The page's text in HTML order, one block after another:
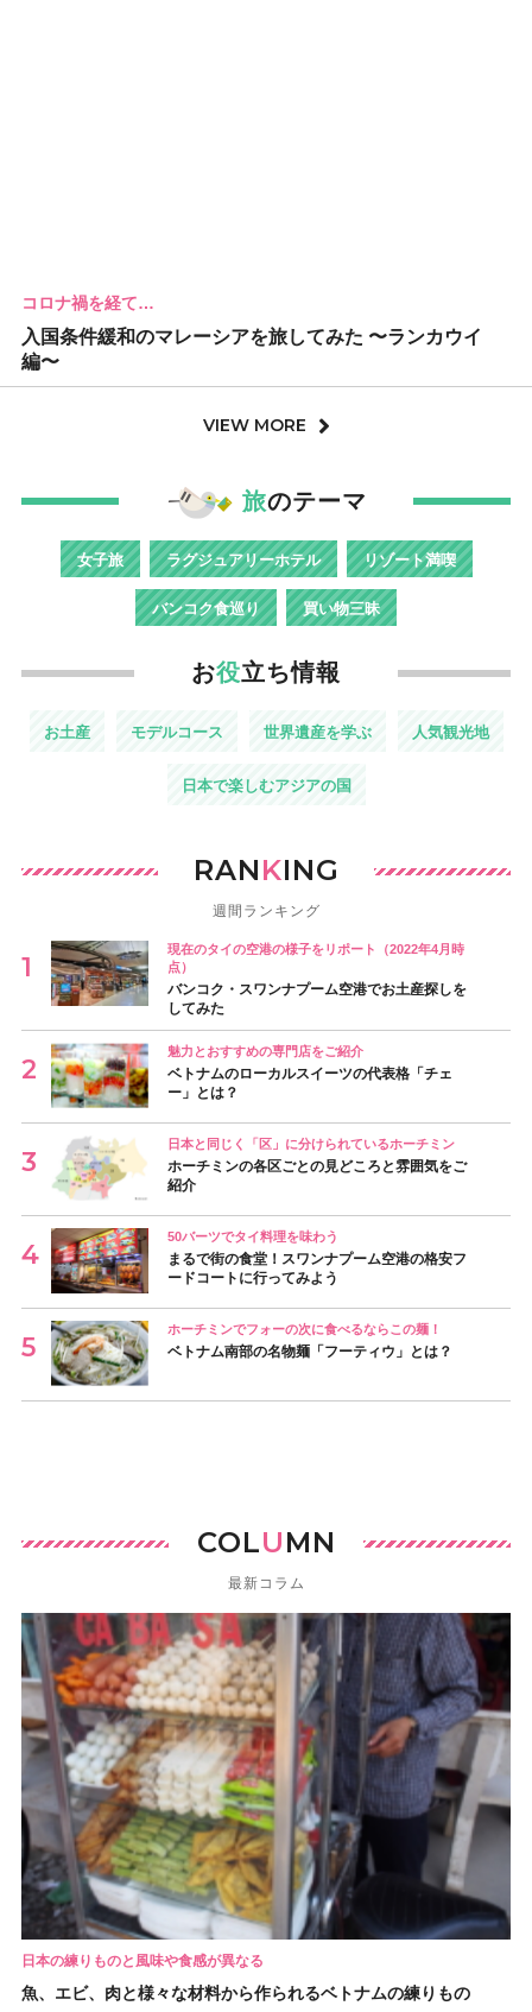
コロナ禍を経て…
入国条件緩和のマレーシアを旅してみた 〜ランカウイ
編〜
VIEW MORE
旅のテーマ
女子旅 ラグジュアリーホテル リゾート満喫
バンコク食巡り 買い物三昧
お役立ち情報
お土産 モデルコース 世界遺産を学ぶ 人気観光地
日本で楽しむアジアの国
RANKING
週間ランキング
現在のタイの空港の様子をリポート（2022年4月時
点）
バンコク・スワンナプーム空港でお土産探しを
してみた
魅力とおすすめの専門店をご紹介
ベトナムのローカルスイーツの代表格「チェ
ー」とは？
日本と同じく「区」に分けられているホーチミン
ホーチミンの各区ごとの見どころと雰囲気をご
紹介
50バーツでタイ料理を味わう
まるで街の食堂！スワンナプーム空港の格安フ
ードコートに行ってみよう
ホーチミンでフォーの次に食べるならこの麺！
ベトナム南部の名物麺「フーティウ」とは？
COLUMN
最新コラム
日本の練りものと風味や食感が異なる
魚、エビ、肉と様々な材料から作られるベトナムの練りもの